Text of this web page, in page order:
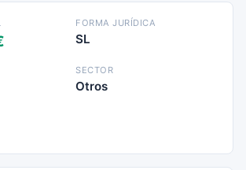
FORMA JURÍDICA
SL
SECTOR
Otros